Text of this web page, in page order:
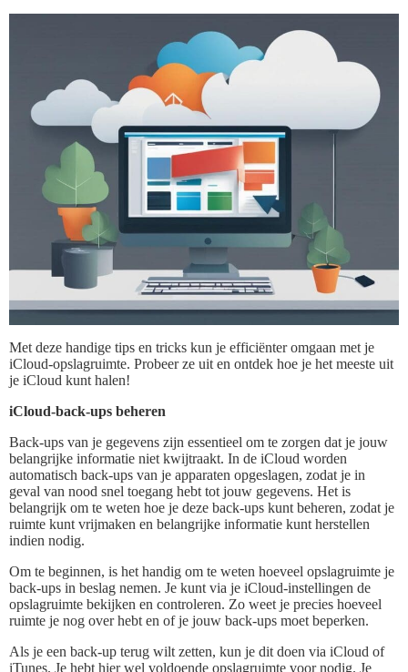
Met deze handige tips en tricks kun je efficiënter omgaan met je
iCloud-opslagruimte. Probeer ze uit en ontdek hoe je het meeste uit
je iCloud kunt halen!
iCloud-back-ups beheren
Back-ups van je gegevens zijn essentieel om te zorgen dat je jouw
belangrijke informatie niet kwijtraakt. In de iCloud worden
automatisch back-ups van je apparaten opgeslagen, zodat je in
geval van nood snel toegang hebt tot jouw gegevens. Het is
belangrijk om te weten hoe je deze back-ups kunt beheren, zodat je
ruimte kunt vrijmaken en belangrijke informatie kunt herstellen
indien nodig.
Om te beginnen, is het handig om te weten hoeveel opslagruimte je
back-ups in beslag nemen. Je kunt via je iCloud-instellingen de
opslagruimte bekijken en controleren. Zo weet je precies hoeveel
ruimte je nog over hebt en of je jouw back-ups moet beperken.
Als je een back-up terug wilt zetten, kun je dit doen via iCloud of
iTunes. Je hebt hier wel voldoende opslagruimte voor nodig. Je